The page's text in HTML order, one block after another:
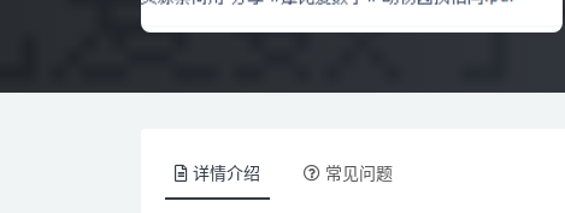
详情介绍 常见问题